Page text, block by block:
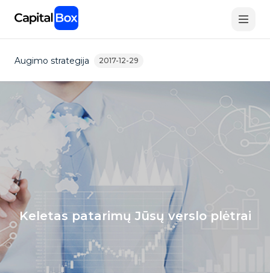
content
Augimo strategija 2017-12-29
Keletas patarimų Jūsų verslo plėtrai